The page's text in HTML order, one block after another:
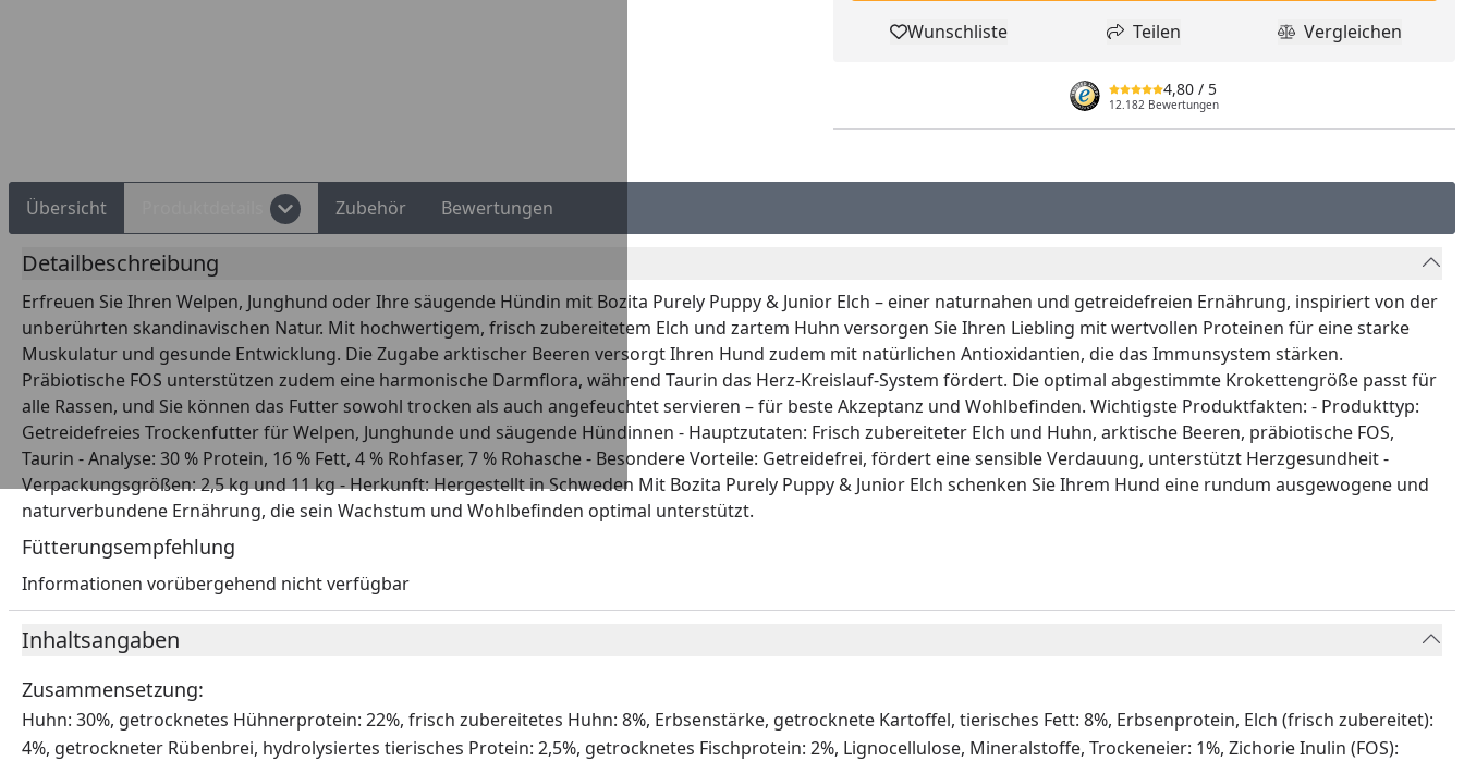
Produkt zur Wunschliste hinzufügen
Wunschliste Teilen
Teilen Produkt
Vergleichen
4,80 / 5
12.182 Bewertungen
Übersicht Zubehör Bewertungen
Detailbeschreibung
Erfreuen Sie Ihren Welpen, Junghund oder Ihre säugende Hündin mit Bozita Purely Puppy & Junior Elch – einer naturnahen und getreidefreien Ernährung, inspiriert von der
unberührten skandinavischen Natur. Mit hochwertigem, frisch zubereitetem Elch und zartem Huhn versorgen Sie Ihren Liebling mit wertvollen Proteinen für eine starke
Muskulatur und gesunde Entwicklung. Die Zugabe arktischer Beeren versorgt Ihren Hund zudem mit natürlichen Antioxidantien, die das Immunsystem stärken.
Präbiotische FOS unterstützen zudem eine harmonische Darmflora, während Taurin das Herz-Kreislauf-System fördert. Die optimal abgestimmte Krokettengröße passt für
alle Rassen, und Sie können das Futter sowohl trocken als auch angefeuchtet servieren – für beste Akzeptanz und Wohlbefinden. Wichtigste Produktfakten: - Produkttyp:
Getreidefreies Trockenfutter für Welpen, Junghunde und säugende Hündinnen - Hauptzutaten: Frisch zubereiteter Elch und Huhn, arktische Beeren, präbiotische FOS,
Taurin - Analyse: 30 % Protein, 16 % Fett, 4 % Rohfaser, 7 % Rohasche - Besondere Vorteile: Getreidefrei, fördert eine sensible Verdauung, unterstützt Herzgesundheit -
Verpackungsgrößen: 2,5 kg und 11 kg - Herkunft: Hergestellt in Schweden Mit Bozita Purely Puppy & Junior Elch schenken Sie Ihrem Hund eine rundum ausgewogene und
naturverbundene Ernährung, die sein Wachstum und Wohlbefinden optimal unterstützt.
Fütterungsempfehlung
Informationen vorübergehend nicht verfügbar
Inhaltsangaben
Zusammensetzung:
Huhn: 30%, getrocknetes Hühnerprotein: 22%, frisch zubereitetes Huhn: 8%, Erbsenstärke, getrocknete Kartoffel, tierisches Fett: 8%, Erbsenprotein, Elch (frisch zubereitet):
4%, getrockneter Rübenbrei, hydrolysiertes tierisches Protein: 2,5%, getrocknetes Fischprotein: 2%, Lignocellulose, Mineralstoffe, Trockeneier: 1%, Zichorie Inulin (FOS):